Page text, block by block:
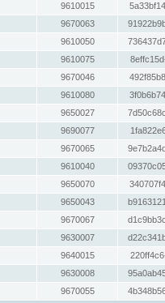
9610015
9670063
9610050
9610075
9670046
9610080
9650027
9690077
9670065
9610040
9650070
9650043
9670067
9630007
9640015
9630008
9670055